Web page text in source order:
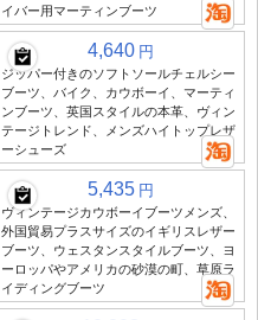
イバー用マーティンブーツ
4,640 円
ジッパー付きのソフトソールチェルシー
ブーツ、バイク、カウボーイ、マーティ
ンブーツ、英国スタイルの本革、ヴィン
テージトレンド、メンズハイトップレザ
ーシューズ
5,435 円
ヴィンテージカウボーイブーツメンズ、
外国貿易プラスサイズのイギリスレザー
ブーツ、ウェスタンスタイルブーツ、ヨ
ーロッパやアメリカの砂漠の町、草原ラ
イディングブーツ